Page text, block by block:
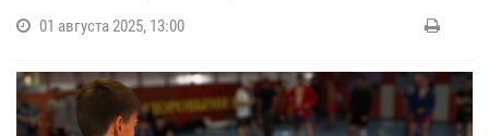
01 августа 2025, 13:00